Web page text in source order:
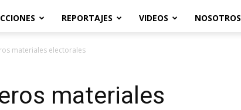
REPORTAJES VIDEOS NOSOTROS
materiales electorales
materiales